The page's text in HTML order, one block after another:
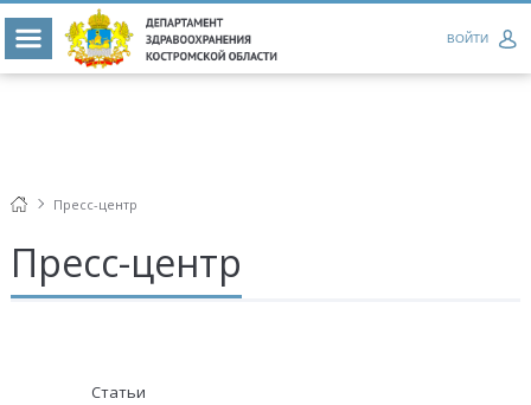
ВОЙТИ
Пресс-центр
Пресс-центр
Статьи